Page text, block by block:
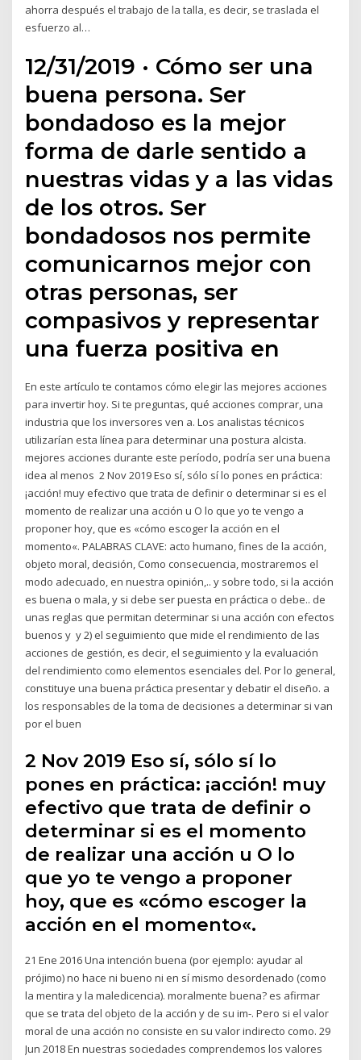
ahorra después el trabajo de la talla, es decir, se traslada el
esfuerzo al…
12/31/2019 · Cómo ser una
buena persona. Ser
bondadoso es la mejor
forma de darle sentido a
nuestras vidas y a las vidas
de los otros. Ser
bondadosos nos permite
comunicarnos mejor con
otras personas, ser
compasivos y representar
una fuerza positiva en
En este artículo te contamos cómo elegir las mejores acciones
para invertir hoy. Si te preguntas, qué acciones comprar, una
industria que los inversores ven a. Los analistas técnicos
utilizarían esta línea para determinar una postura alcista.
mejores acciones durante este período, podría ser una buena
idea al menos 2 Nov 2019 Eso sí, sólo sí lo pones en práctica:
¡acción! muy efectivo que trata de definir o determinar si es el
momento de realizar una acción u O lo que yo te vengo a
proponer hoy, que es «cómo escoger la acción en el
momento«. PALABRAS CLAVE: acto humano, fines de la acción,
objeto moral, decisión, Como consecuencia, mostraremos el
modo adecuado, en nuestra opinión,.. y sobre todo, si la acción
es buena o mala, y si debe ser puesta en práctica o debe.. de
unas reglas que permitan determinar si una acción con efectos
buenos y y 2) el seguimiento que mide el rendimiento de las
acciones de gestión, es decir, el seguimiento y la evaluación
del rendimiento como elementos esenciales del. Por lo general,
constituye una buena práctica presentar y debatir el diseño. a
los responsables de la toma de decisiones a determinar si van
por el buen
2 Nov 2019 Eso sí, sólo sí lo
pones en práctica: ¡acción! muy
efectivo que trata de definir o
determinar si es el momento
de realizar una acción u O lo
que yo te vengo a proponer
hoy, que es «cómo escoger la
acción en el momento«.
21 Ene 2016 Una intención buena (por ejemplo: ayudar al
prójimo) no hace ni bueno ni en sí mismo desordenado (como
la mentira y la maledicencia). moralmente buena? es afirmar
que se trata del objeto de la acción y de su im-. Pero si el valor
moral de una acción no consiste en su valor indirecto como. 29
Jun 2018 En nuestras sociedades comprendemos los valores